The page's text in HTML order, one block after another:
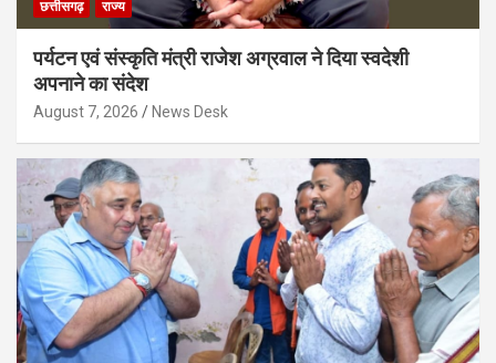
छत्तीसगढ़ राज्य
पर्यटन एवं संस्कृति मंत्री राजेश अग्रवाल ने दिया स्वदेशी
अपनाने का संदेश
August 7, 2026 News Desk